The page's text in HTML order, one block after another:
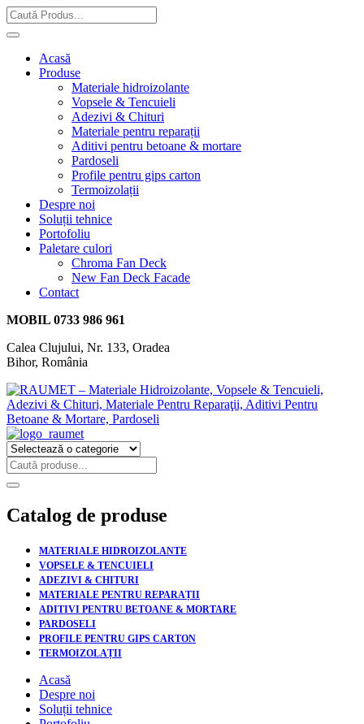
Acasă
Produse
Materiale hidroizolante
Vopsele & Tencuieli
Adezivi & Chituri
Materiale pentru reparații
Aditivi pentru betoane & mortare
Pardoseli
Profile pentru gips carton
Termoizolații
Despre noi
Soluții tehnice
Portofoliu
Paletare culori
Chroma Fan Deck
New Fan Deck Facade
Contact
MOBIL 0733 986 961
Calea Clujului, Nr. 133, Oradea
Bihor, România
Catalog de produse
MATERIALE HIDROIZOLANTE
VOPSELE & TENCUIELI
ADEZIVI & CHITURI
MATERIALE PENTRU REPARAȚII
ADITIVI PENTRU BETOANE & MORTARE
PARDOSELI
PROFILE PENTRU GIPS CARTON
TERMOIZOLAȚII
Acasă
Despre noi
Soluții tehnice